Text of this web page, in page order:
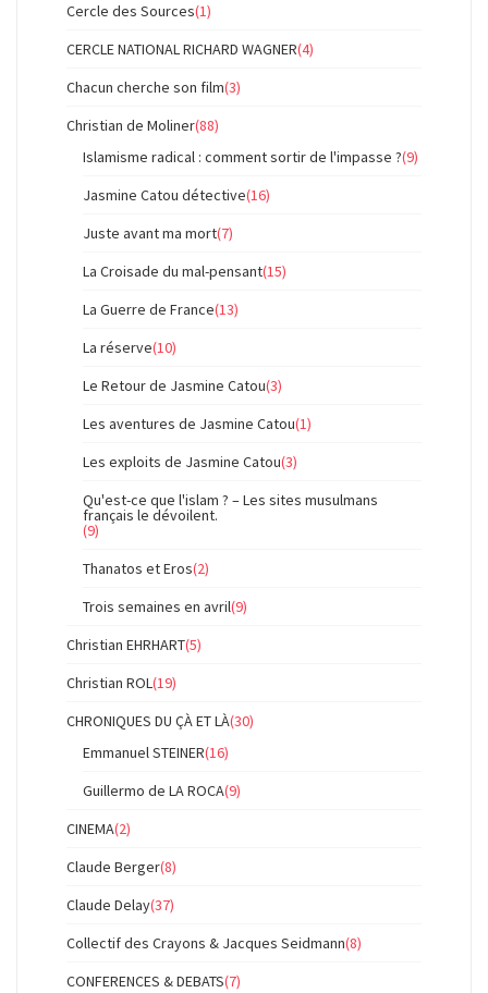
Cercle des Sources(1)
CERCLE NATIONAL RICHARD WAGNER(4)
Chacun cherche son film(3)
Christian de Moliner(88)
Islamisme radical : comment sortir de l'impasse ?(9)
Jasmine Catou détective(16)
Juste avant ma mort(7)
La Croisade du mal-pensant(15)
La Guerre de France(13)
La réserve(10)
Le Retour de Jasmine Catou(3)
Les aventures de Jasmine Catou(1)
Les exploits de Jasmine Catou(3)
Qu'est-ce que l'islam ? – Les sites musulmans
français le dévoilent.
(9)
Thanatos et Eros(2)
Trois semaines en avril(9)
Christian EHRHART(5)
Christian ROL(19)
CHRONIQUES DU ÇÀ ET LÀ(30)
Emmanuel STEINER(16)
Guillermo de LA ROCA(9)
CINEMA(2)
Claude Berger(8)
Claude Delay(37)
Collectif des Crayons & Jacques Seidmann(8)
CONFERENCES & DEBATS(7)